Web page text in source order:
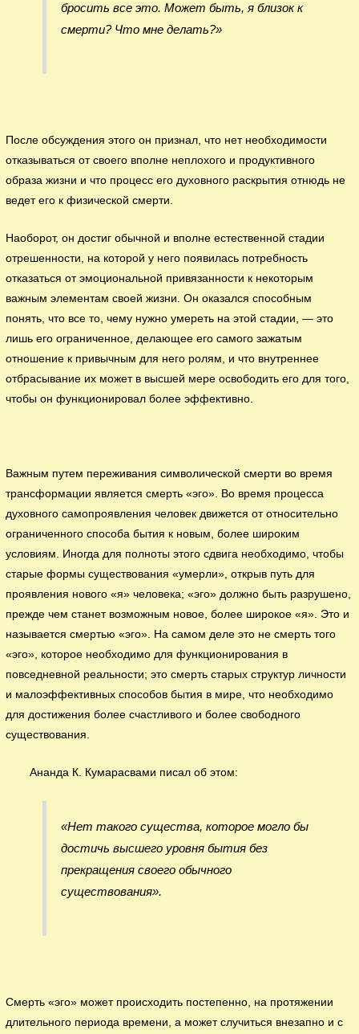
бросить все это. Может быть, я близок к
смерти? Что мне делать?»
После обсуждения этого он признал, что нет необходимости
отказываться от своего вполне неплохого и продуктивного
образа жизни и что процесс его духовного раскрытия отнюдь не
ведет его к физической смерти.
Наоборот, он достиг обычной и вполне естественной стадии
отрешенности, на которой у него появилась потребность
отказаться от эмоциональной привязанности к некоторым
важным элементам своей жизни. Он оказался способным
понять, что все то, чему нужно умереть на этой стадии, — это
лишь его ограниченное, делающее его самого зажатым
отношение к привычным для него ролям, и что внутреннее
отбрасывание их может в высшей мере освободить его для того,
чтобы он функционировал более эффективно.
Важным путем переживания символической смерти во время
трансформации является смерть «эго». Во время процесса
духовного самопроявления человек движется от относительно
ограниченного способа бытия к новым, более широким
условиям. Иногда для полноты этого сдвига необходимо, чтобы
старые формы существования «умерли», открыв путь для
проявления нового «я» человека; «эго» должно быть разрушено,
прежде чем станет возможным новое, более широкое «я». Это и
называется смертью «эго». На самом деле это не смерть того
«эго», которое необходимо для функционирования в
повседневной реальности; это смерть старых структур личности
и малоэффективных способов бытия в мире, что необходимо
для достижения более счастливого и более свободного
существования.
Ананда К. Кумарасвами писал об этом:
«Нет такого существа, которое могло бы
достичь высшего уровня бытия без
прекращения своего обычного
существования».
Смерть «эго» может происходить постепенно, на протяжении
длительного периода времени, а может случиться внезапно и с